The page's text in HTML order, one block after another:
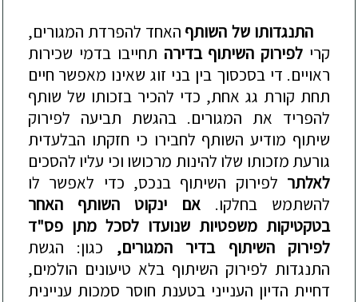
התנגדותו של השותף האחד להפרדת המגורים,
קרי לפירוק השיתוף בדירה תחייבו בדמי שכירות
ראויים. די בסכסוך בין בני זוג שאינו מאפשר חיים
תחת קורת גג אחת, כדי להכיר בזכותו של שותף
להפריד את המגורים. בהגשת תביעה לפירוק
שיתוף מודיע השותף לחבירו כי חזקתו הבלעדית
גורעת מזכותו שלו להינות מרכושו וכי עליו להסכים
לאלתר לפירוק השיתוף בנכס, כדי לאפשר לו
להשתמש בחלקו. אם ינקוט השותף האחר
בטקטיקות משפטיות שנועדו לסכל מתן פס"ד
לפירוק השיתוף בדיר המגורים, כגון: הגשת
התנגדות לפירוק השיתוף בלא טיעונים הולמים,
דחיית הדיון הענייני בטענת חוסר סמכות עניינית